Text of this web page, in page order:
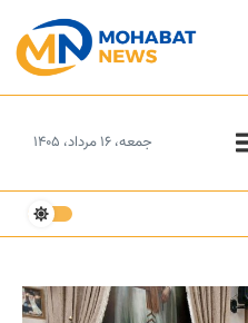
جمعه، ۱۶ مرداد، ۱۴۰۵